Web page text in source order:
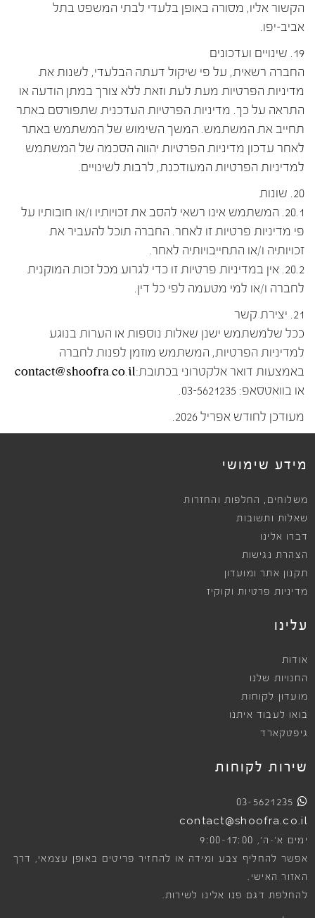
הקשור אליו, מסורה באופן בלעדי לבתי המשפט בתל
אביב-יפו.
19. שינויים ועדכונים
החברה רשאית, על פי שיקול דעתה הבלעדי, לשנות את
מדיניות הפרטיות מעת לעת וזאת ללא צורך במתן הודעה או
התראה על כך. מדיניות הפרטיות העדכנית שתפורסם באתר
תחייב את המשתמש. המשך השימוש של המשתמש באתר
לאחר עדכון מדיניות הפרטיות יהווה הסכמה של המשתמש
למדיניות הפרטיות המעודכנת, לרבות לשינויים.
20. שונות
20.1. המשתמש אינו רשאי להסב את זכויותיו ו/או חובותיו על
פי מדיניות פרטיות זו לאחר. החברה תוכל להעביר את
זכויותיה ו/או התחייבויותיה לאחר.
20.2. אין במדיניות פרטיות זו כדי לגרוע מכל זכות המוקנית
לחברה ו/או למי מטעמה לפי כל דין.
21. יצירת קשר
ככל שלמשתמש ישנן שאלות נוספות או הערות בנוגע
למדיניות הפרטיות, המשתמש מוזמן לפנות לחברה
באמצעות דואר אלקטרוני בכתובת:contact@shoofra.co.il
או בוואטסאפ: 03-5621235.
מעודכן לחודש אפריל 2026.
מידע שימושי
משלוחים , החלפות והחזרות
שאלות ותשובות
דברו אלינו
הצהרת נגישות
תקנון אתר ומועדון
מדיניות פרטיות וקוקיז
עלינו
אודות
החנויות שלנו
מועדון לקוחות
בואו לעבוד איתנו
גיפטקארד
שירות לקוחות
03-5621235
contact@shoofra.co.il
ימים א׳-ה׳, 9:00-17:00
אפשר להחליף צבע ומידה או להחזיר פריטים באופן עצמאי, דרך
האזור האישי.
להחלפת דגם פנו אלינו לשירות.